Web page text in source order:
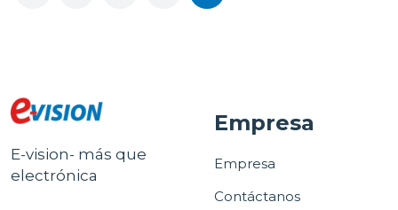
E-vision- más que
electrónica
Empresa
Empresa
Contáctanos